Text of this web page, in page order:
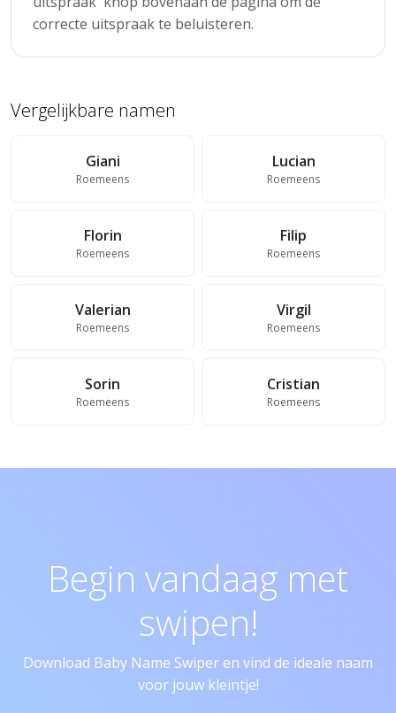
correcte uitspraak te beluisteren.
Vergelijkbare namen
Giani
Roemeens
Lucian
Roemeens
Florin
Roemeens
Filip
Roemeens
Valerian
Roemeens
Virgil
Roemeens
Sorin
Roemeens
Cristian
Roemeens
Begin vandaag met
swipen!
Download Baby Name Swiper en vind de ideale naam
voor jouw kleintje!